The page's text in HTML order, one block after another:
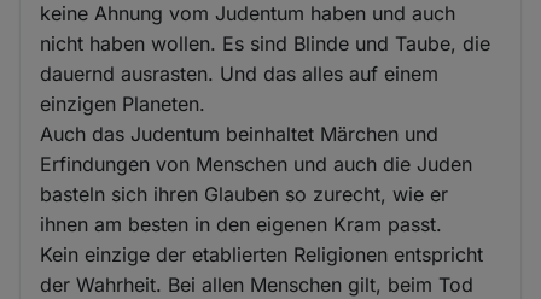
keine Ahnung vom Judentum haben und auch
nicht haben wollen. Es sind Blinde und Taube, die
dauernd ausrasten. Und das alles auf einem
einzigen Planeten.
Auch das Judentum beinhaltet Märchen und
Erfindungen von Menschen und auch die Juden
basteln sich ihren Glauben so zurecht, wie er
ihnen am besten in den eigenen Kram passt.
Kein einzige der etablierten Religionen entspricht
der Wahrheit. Bei allen Menschen gilt, beim Tod